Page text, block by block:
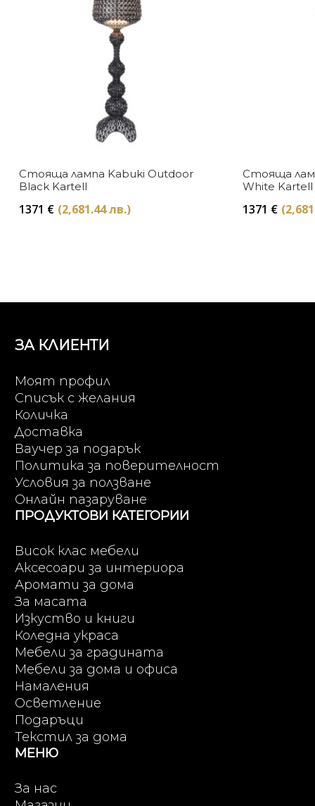
Стояща лампа Kabuki Outdoor
Black Kartell
1371 € (2,681.44 лв.)
Стояща
White Kartell
1371 €
ЗА КЛИЕНТИ
Моят профил
Списък с желания
Количка
Доставка
Ваучер за подарък
Политика за поверителност
Условия за ползване
Онлайн пазаруване
ПРОДУКТОВИ КАТЕГОРИИ
Висок клас мебели
Аксесоари за интериора
Аромати за дома
За масата
Изкуство и книги
Коледна украса
Мебели за градината
Мебели за дома и офиса
Намаления
Осветление
Подаръци
Текстил за дома
МЕНЮ
За нас